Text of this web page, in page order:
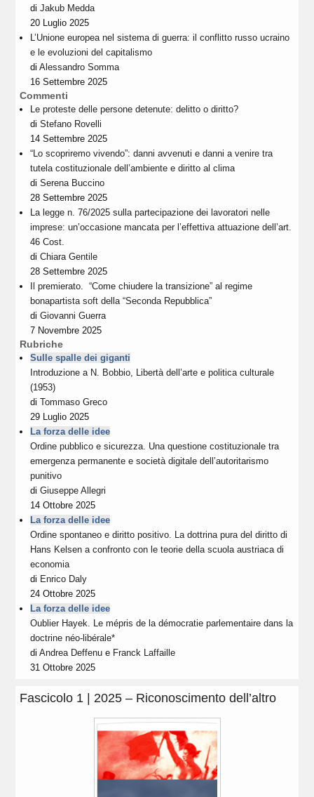
diJakub Medda
20 Luglio 2025
L’Unione europea nel sistema di guerra: il conflitto russo ucraino
e le evoluzioni del capitalismo
diAlessandro Somma
16 Settembre 2025
Commenti
Le proteste delle persone detenute: delitto o diritto?
diStefano Rovelli
14 Settembre 2025
“Lo scopriremo vivendo”: danni avvenuti e danni a venire tra
tutela costituzionale dell’ambiente e diritto al clima
diSerena Buccino
28 Settembre 2025
La legge n. 76/2025 sulla partecipazione dei lavoratori nelle
imprese: un’occasione mancata per l’effettiva attuazione dell’art.
46 Cost.
diChiara Gentile
28 Settembre 2025
Il premierato. “Come chiudere la transizione” al regime
bonapartista soft della “Seconda Repubblica”
diGiovanni Guerra
7 Novembre 2025
Rubriche
Sulle spalle dei giganti
Introduzione a N. Bobbio, Libertà dell’arte e politica culturale
(1953)
diTommaso Greco
29 Luglio 2025
La forza delle idee
Ordine pubblico e sicurezza. Una questione costituzionale tra
emergenza permanente e società digitale dell’autoritarismo
punitivo
diGiuseppe Allegri
14 Ottobre 2025
La forza delle idee
Ordine spontaneo e diritto positivo. La dottrina pura del diritto di
Hans Kelsen a confronto con le teorie della scuola austriaca di
economia
di Enrico Daly
24 Ottobre 2025
La forza delle idee
Oublier Hayek. Le mépris de la démocratie parlementaire dans la
doctrine néo-libérale*
diAndrea Deffenu e Franck Laffaille
31 Ottobre 2025
Fascicolo 1 | 2025 – Riconoscimento dell’altro